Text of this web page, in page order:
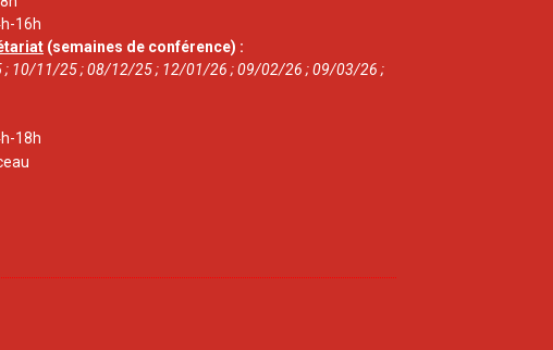
16h
(semaines de conférence) :
; 10/11/25 ; 08/12/25 ; 12/01/26 ; 09/02/26 ; 09/03/26 ;
18h